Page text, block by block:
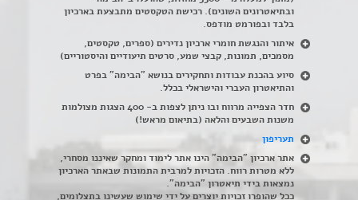
ובתיאטרונים השונים). רכישת הטקסטים מתבצעת בארכיון
בלבד ובפורמט מודפס.
איתור והנגשת חומרי ארכיון נדירים (ספרים, טקסטים,
מסמכים, תמונות, קבצי שמע, סרטים תיעודיים והיסטוריים)
סיוע בהכנת עבודות ותחקירים בנושא "הבימה" בפרט
והתיאטרון העברי והישראלי בכלל.
חדר הצפייה מרווח ובו ניתן לצפות ב- 400 הצגות מצולמות
משנות השבעים והלאה (בתיאום מראש!)
תעריפון
אתר ארכיון "הבימה" הינו אתר לימוד ומחקר שאיננו מסחרי,
ללא מטרות רווח. הזכויות למרבית התמונות שבאתר הארכיון
נמצאות בידי תיאטרון "הבימה".
ככל שהופרו זכויות יוצרים על ידי שימוש שעשינו בתצלומים,